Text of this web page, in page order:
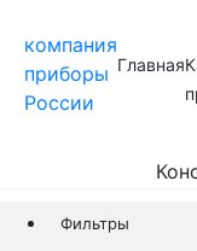
компания
приборы
России
Главная
Фильтры